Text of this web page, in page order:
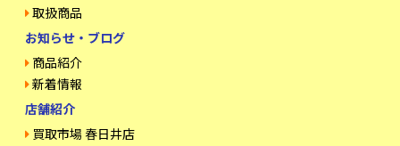
取扱商品
お知らせ・ブログ
商品紹介
新着情報
店舗紹介
買取市場 春日井店